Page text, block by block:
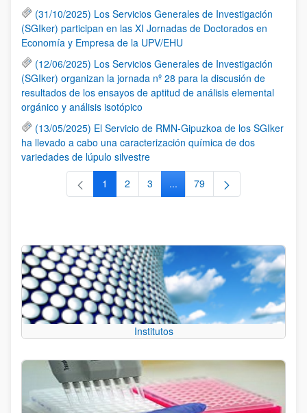
(31/10/2025) Los Servicios Generales de Investigación
(SGIker) participan en las XI Jornadas de Doctorados en
Economía y Empresa de la UPV/EHU
(12/06/2025) Los Servicios Generales de Investigación
(SGIker) organizan la jornada nº 28 para la discusión de
resultados de los ensayos de aptitud de análisis elemental
orgánico y análisis isotópico
(13/05/2025) El Servicio de RMN-Gipuzkoa de los SGIker
ha llevado a cabo una caracterización química de dos
variedades de lúpulo silvestre
Página
1 Página
2 Página
3 ...Páginas intermedias Use TAB
Página
79
Institutos